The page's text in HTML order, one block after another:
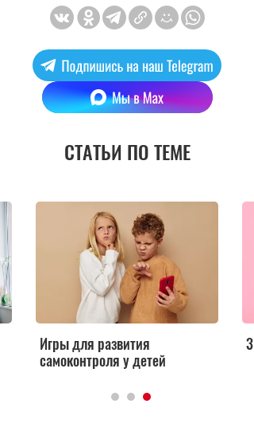
СТАТЬИ ПО ТЕМЕ
Игры для развития
самоконтроля у детей